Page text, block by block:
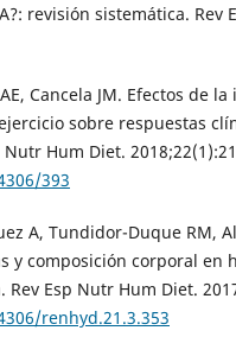
revisión sistemática. Rev
Cancela JM. Efectos de
sobre respuestas
Hum Diet.
393
A, Tundidor-Duque RM,
y composición corporal en
Rev Esp Nutr Hum Diet.
renhyd.21.3.353